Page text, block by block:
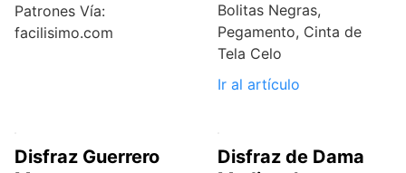
Patrones Vía:
facilisimo.com
Bolitas Negras,
Pegamento, Cinta de
Tela Celo
Ir al artículo
Disfraz Guerrero
Disfraz de Dama